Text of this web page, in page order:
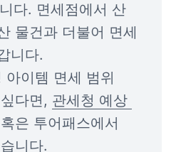
다. 면세점에서 산
물건과 더불어 면세
니다.
이템 면세 범위
다면, 관세청 예상
혹은 투어패스에서
니다.